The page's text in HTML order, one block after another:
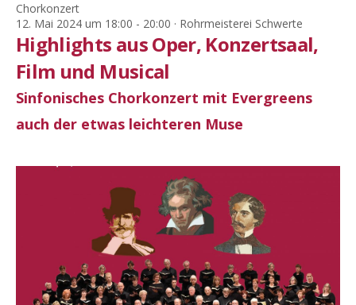
Chorkonzert
12. Mai 2024 um 18:00 - 20:00 · Rohrmeisterei Schwerte
Highlights aus Oper, Konzertsaal,
Film und Musical
Sinfonisches Chorkonzert mit Evergreens
auch der etwas leichteren Muse